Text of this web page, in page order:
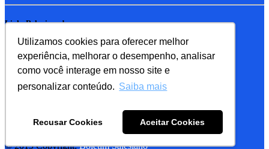
Utilizamos cookies para oferecer melhor
experiência, melhorar o desempenho, analisar
como você interage em nosso site e
personalizar conteúdo. Saiba mais
Recusar Cookies Aceitar Cookies
Links Relacionados
RSB - Rede Salesiana Brasil
EDEBE - Editora
UPV - União pela Vida
Familia Salesiana
SDB - Salesianos de Dom Bosco
FMA - Filhas de Maria Auxiliadora
© 2019 Copyright:Boletim Salesiano